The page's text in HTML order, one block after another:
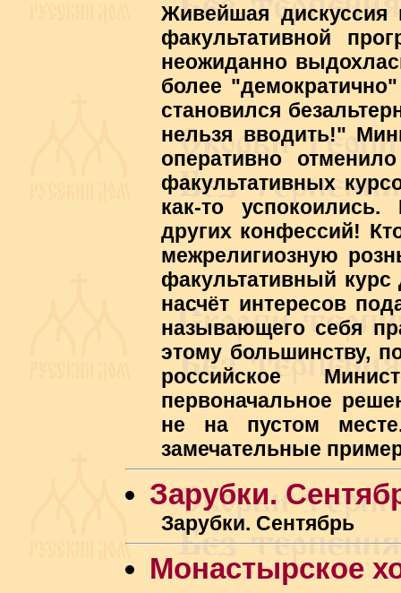
Живейшая
факультативной
неожиданно
более
становился
нельзя вводить!"
оперативно
факультативных
как-то
других конфессий!
межрелигиозную
факультативный
насчёт интересов
называющего себя
этому большинству,
российское
первоначальное
не на пустом
замечательные
Зарубки.
Зарубки. Сентябрь
Монастырское